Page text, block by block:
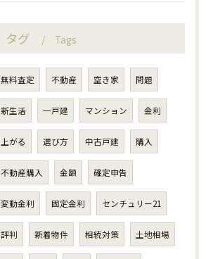
タグ Tags
無料査定 不動産 空き家 問題
新生活 一戸建 マンション 金利
上がる 選び方 中古戸建 購入
不動産購入 金額 確定申告
変動金利 固定金利 センチュリー21
評判 新着物件 相続対策 土地相場